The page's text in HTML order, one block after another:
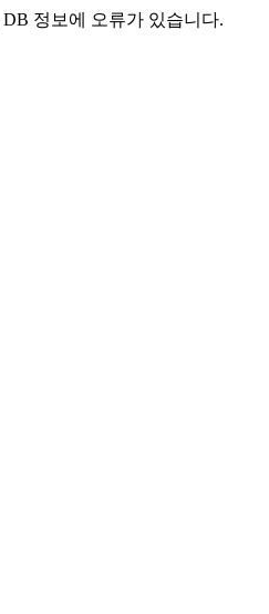
DB 정보에 오류가 있습니다.